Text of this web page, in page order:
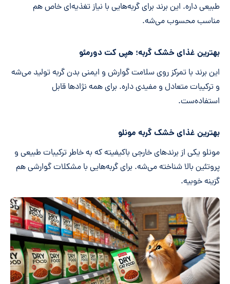
طبیعی داره. این برند برای گربه‌هایی با نیاز تغذیه‌ای خاص هم
مناسب محسوب می‌شه.
بهترین غذای خشک گربه؛ هپی کت دورمئو
این برند با تمرکز روی سلامت گوارش و ایمنی بدن گربه تولید می‌شه
و ترکیبات متعادل و مفیدی داره. برای همه نژادها قابل
استفاده‌ست.
بهترین غذای خشک گربه مونلو
مونلو یکی از برندهای خارجی باکیفیته که به خاطر ترکیبات طبیعی و
پروتئین بالا شناخته می‌شه. برای گربه‌هایی با مشکلات گوارشی هم
گزینه خوبیه.